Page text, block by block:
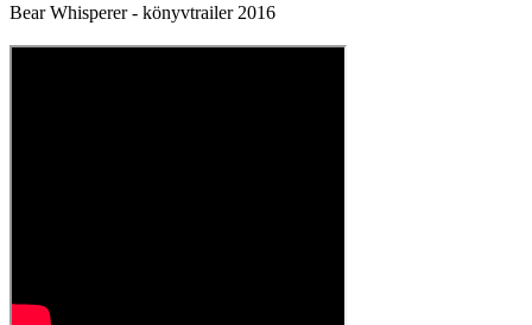
Bear Whisperer - könyvtrailer 2016